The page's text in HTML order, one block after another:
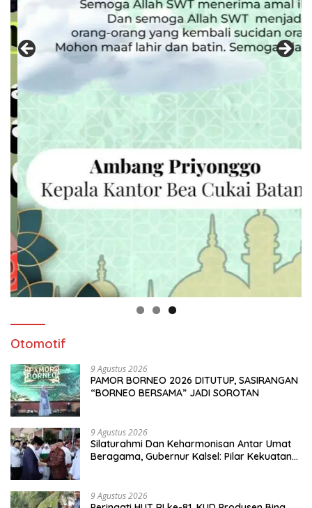
Otomotif
9 Agustus 2026
PAMOR BORNEO 2026 DITUTUP, SASIRANGAN
“BORNEO BERSAMA” JADI SOROTAN
9 Agustus 2026
Silaturahmi Dan Keharmonisan Antar Umat
Beragama, Gubernur Kalsel: Pilar Kekuatan
9 Agustus 2026